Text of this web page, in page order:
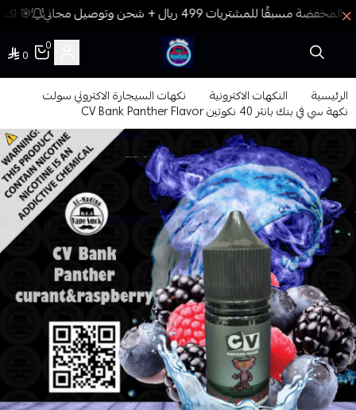
🎯
فيب المدينة
0
0
الرئيسية النكهات الاكترونية نكهات السيجارة الاكتروني سولت
نكهة سي في بنك بانثر 40 نكوتين CV Bank Panther Flavor